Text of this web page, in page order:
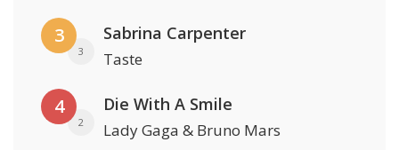
3
3
Sabrina Carpenter
Taste
4
2
Die With A Smile
Lady Gaga & Bruno Mars